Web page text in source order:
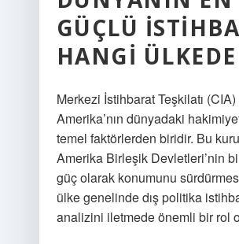
GÜÇLÜ
HANGI
Merkezi İstihbarat Teşkilatı
Amerika’nın dünyadaki
temel faktörlerden biridir. Bu
Amerika Birleşik Devletleri’nin
güç olarak konumunu
ülke genelinde dış politika
analizini iletmede önemli bir rol